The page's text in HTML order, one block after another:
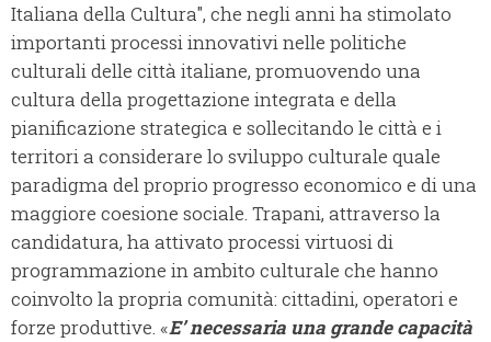
Italiana della Cultura", che negli anni ha stimolato
importanti processi innovativi nelle politiche
culturali delle città italiane, promuovendo una
cultura della progettazione integrata e della
pianificazione strategica e sollecitando le città e i
territori a considerare lo sviluppo culturale quale
paradigma del proprio progresso economico e di una
maggiore coesione sociale. Trapani, attraverso la
candidatura, ha attivato processi virtuosi di
programmazione in ambito culturale che hanno
coinvolto la propria comunità: cittadini, operatori e
forze produttive. «E’ necessaria una grande capacità